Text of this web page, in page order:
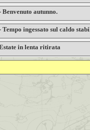
Benvenuto autunno.
Tempo ingessato sul caldo
in lenta ritirata